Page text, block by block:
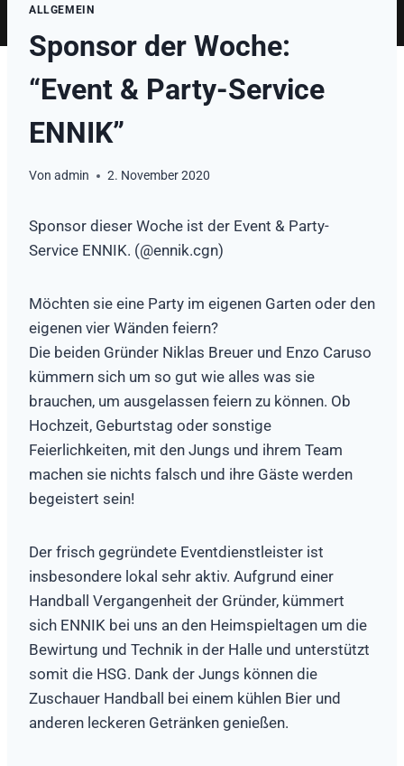
ALLGEMEIN
Sponsor der Woche:
“Event & Party-Service
ENNIK”
Von admin 2. November 2020
Sponsor dieser Woche ist der Event & Party-
Service ENNIK. (@ennik.cgn)
Möchten sie eine Party im eigenen Garten oder den
eigenen vier Wänden feiern?
Die beiden Gründer Niklas Breuer und Enzo Caruso
kümmern sich um so gut wie alles was sie
brauchen, um ausgelassen feiern zu können. Ob
Hochzeit, Geburtstag oder sonstige
Feierlichkeiten, mit den Jungs und ihrem Team
machen sie nichts falsch und ihre Gäste werden
begeistert sein!
Der frisch gegründete Eventdienstleister ist
insbesondere lokal sehr aktiv. Aufgrund einer
Handball Vergangenheit der Gründer, kümmert
sich ENNIK bei uns an den Heimspieltagen um die
Bewirtung und Technik in der Halle und unterstützt
somit die HSG. Dank der Jungs können die
Zuschauer Handball bei einem kühlen Bier und
anderen leckeren Getränken genießen.